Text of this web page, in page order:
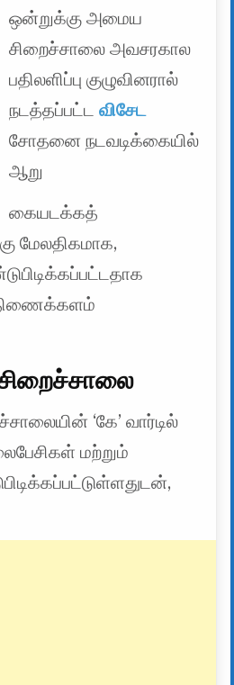
ஒன்றுக்கு அமைய
சிறைச்சாலை அவசரகால
பதிலளிப்பு குழுவினரால்
நடத்தப்பட்டவிசேட
சோதனை நடவடிக்கையில்
ஆறு
கையடக்கத்
மேலதிகமாக,
‘கே’ வார்டில்
மற்றும்